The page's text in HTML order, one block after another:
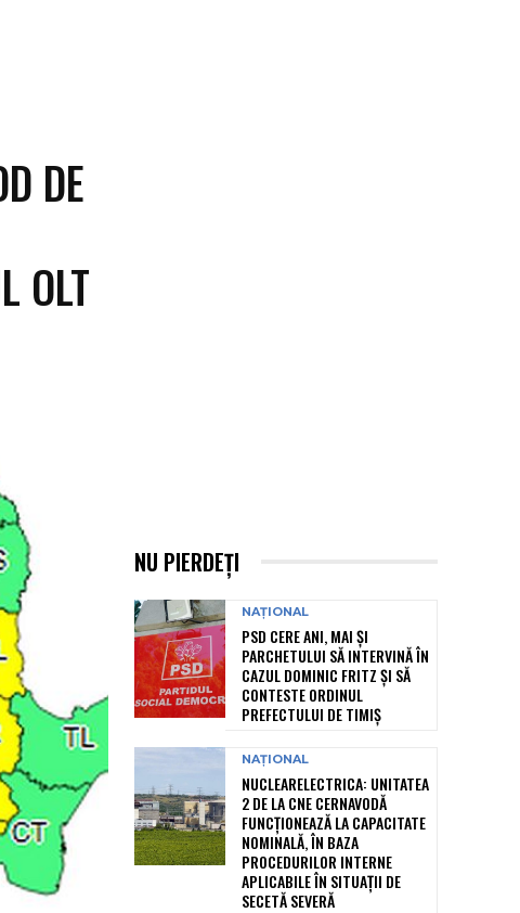
DE
OLT
NU PIERDEȚI
NAȚIONAL
PSD CERE ANI, MAI ȘI
PARCHETULUI SĂ INTERVINĂ ÎN
CAZUL DOMINIC FRITZ ȘI SĂ
CONTESTE ORDINUL
PREFECTULUI DE TIMIȘ
NAȚIONAL
NUCLEARELECTRICA: UNITATEA
2 DE LA CNE CERNAVODĂ
FUNCȚIONEAZĂ LA CAPACITATE
NOMINALĂ, ÎN BAZA
PROCEDURILOR INTERNE
APLICABILE ÎN SITUAȚII DE
SECETĂ SEVERĂ